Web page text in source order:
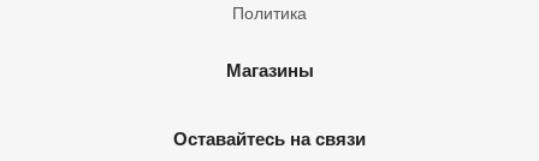
Политика
Магазины
Оставайтесь на связи